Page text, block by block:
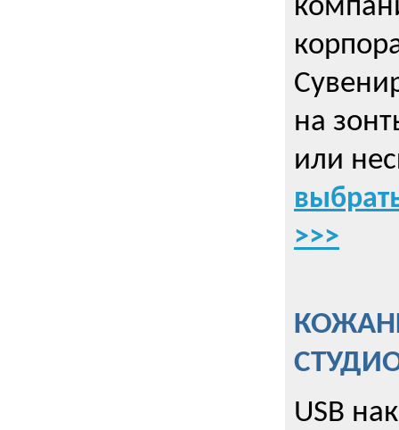
на
или
>>>
USB